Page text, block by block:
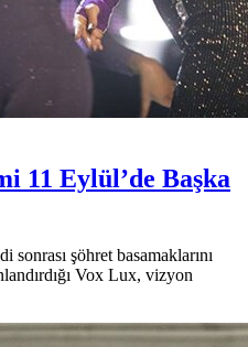
11 Eylül’de Başka
şöhret basamaklarını
Vox Lux, vizyon